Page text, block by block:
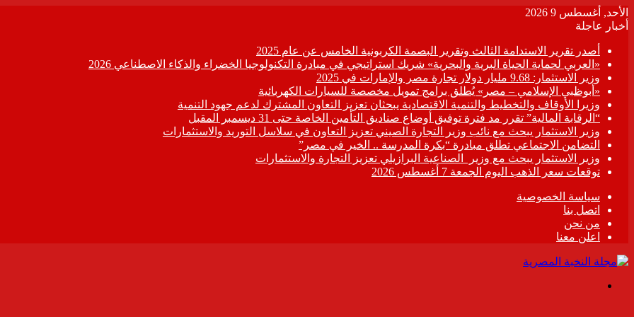
الأحد, أغسطس 9 2026
أخبار عاجلة
أصدر تقرير الاستدامة الثالث وتقرير البصمة الكربونية الخامس عن عام 2025
«العربي لحماية الحياة البرية والبحرية» شريك استراتيجي في مبادرة التكنولوجيا الخضراء والذكاء الاصطناعي 2026
وزير الاستثمار: 9.68 مليار دولار تجارة مصر والإمارات في 2025
«أبوظبي الإسلامي – مصر» يُطلق برامج تمويل مخصصة للسيارات الكهربائية
وزيرا الأوقاف والتخطيط والتنمية الاقتصادية يبحثان تعزيز التعاون المشترك لدعم جهود التنمية
“الرقابة المالية” تقرر مد فترة توفيق أوضاع صناديق التأمين الخاصة حتى 31 ديسمبر المقبل
وزير الاستثمار يبحث مع نائب وزير التجارة الصيني تعزيز التعاون في سلاسل التوريد والاستثمارات
التضامن الاجتماعي تطلق مبادرة “بكرة المدرسة .. الخير في مصر”
وزير الاستثمار يبحث مع وزير الصناعية البرازيلي تعزيز التجارة والاستثمارات
توقعات سعر الذهب اليوم الجمعة 7 أغسطس 2026
سياسة الخصوصية
اتصل بنا
من نحن
اعلن معنا